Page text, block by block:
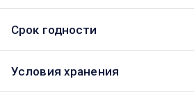
Срок годности
Условия хранения